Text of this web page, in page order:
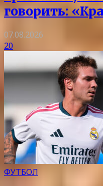
говорить:
07.08.2026
20
ФУТБОЛ